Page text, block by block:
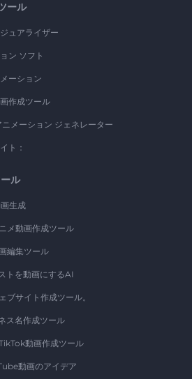
ール
ュアライザー
ン ソフト
ーション
作成ツール
ニメーション ジェネレーター
ト：
ル
生成
メ動画作成ツール
編集ツール
トを動画にするAI
ブサイト作成ツール。
ス名作成ツール
動画作成ツール
動画のアイデア